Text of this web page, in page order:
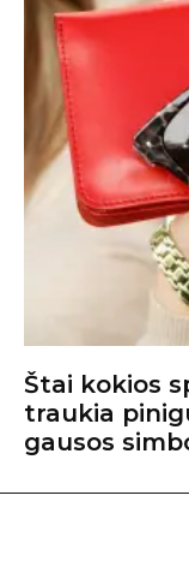
Štai kokios
traukia
gausos